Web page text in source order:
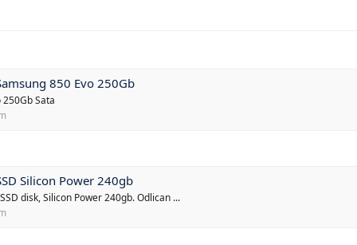
850 Evo 250Gb
250Gb Sata
Silicon Power 240gb
disk, Silicon Power 240gb. Odlican ...